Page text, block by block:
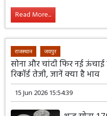
Read More...
राजस्थान जयपुर
सोना और चांदी फिर नई
रिकॉर्ड तेजी, जानें क्या है भाव
15 Jun 2026 15:54:39